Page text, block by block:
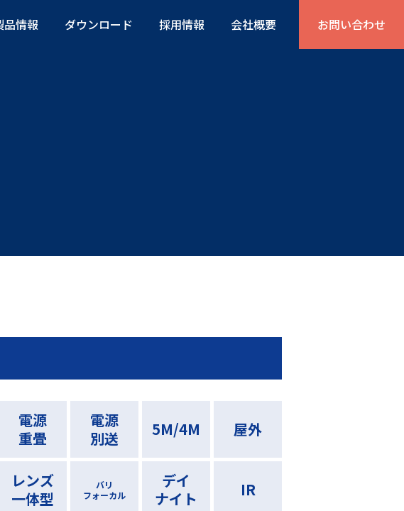
品情報 ダウンロード 採用情報 会社概要 お問い合わせ
電源
重畳
電源
別送
5M/4M 屋外
レンズ
一体型
バリ
フォーカル
デイ
ナイト
IR